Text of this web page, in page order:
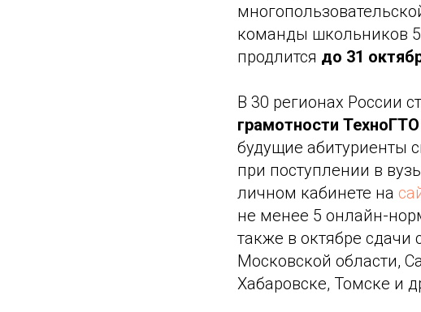
команды школьников
продлится до 31
В 30 регионах России
грамотности
будущие абитуриенты
при поступлении в
личном кабинете на
не менее 5 онлайн-
также в октябре сдачи
Московской области,
Хабаровске, Томске и